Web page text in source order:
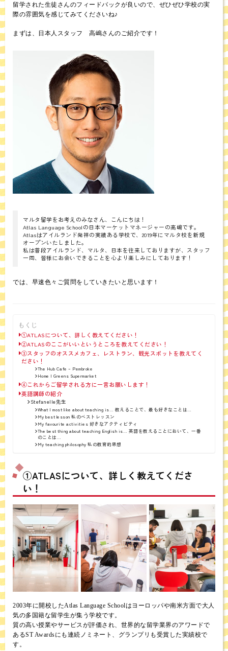
留学された生徒さんのフィードバックが良いので、ぜひぜひ学校の実
際の雰囲気を感じてみてくださいね♪
まずは、日本人スタッフ 高嶋さんのご紹介です！
マルタ留学をお考えのみなさん、こんにちは！
Atlas Language Schoolの日本マーケットマネージャーの高嶋です。
Atlasはアイルランド発祥の実績ある学校で、2019年にマルタ校を新規
オープンいたしました。
私は普段アイルランド、マルタ、日本を往来しておりますが、スタッフ
一同、皆様にお会いできることを心より楽しみにしております！
では、早速色々ご質問をしていきたいと思います！
もくじ
①ATLASについて、詳しく教えてください！
②ATLASのここがいいというところを教えてください！
③スタッフのオススメカフェ、レストラン、観光スポットを教えてく
ださい！
The Hub Cafe – Pembroke
Home | Greens Supermarket
④これからご留学される方に一言お願いします！
英語講師の紹介
Stefanelle先生
What I most like about teaching is… 教えることで、最も好きなことは…
My best lesson 私のベストレッスン
My favourite activities 好きなアクティビティ
The best thing about teaching English is… 英語を教えることにおいて、一番
のことは…
My teaching philosophy 私の教育的思想
①ATLASについて、詳しく教えてくださ
い！
2003年に開校したAtlas Language Schoolはヨーロッパや南米方面で大人
気の多国籍な留学生が集う学校です。
質の高い授業やサービスが評価され、世界的な留学業界のアワードで
あるST Awardsにも連続ノミネート、グランプリも受賞した実績校で
す。